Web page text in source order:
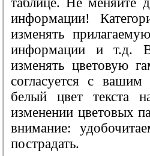
информации!
изменять
информации и т.д.
изменять цветовую
согласуется с
белый цвет текста
изменении цветовых
внимание:
пострадать.